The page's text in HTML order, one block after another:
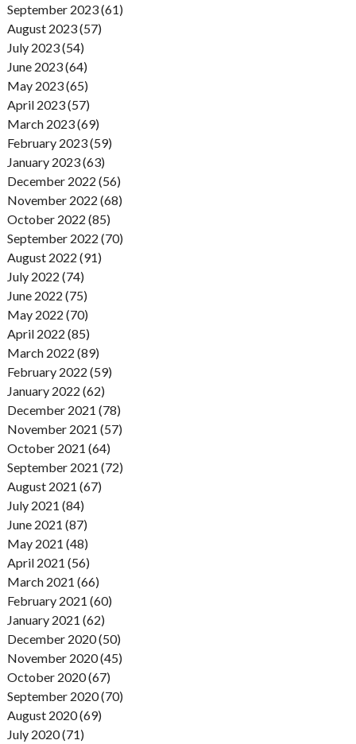
September 2023 (61)
August 2023 (57)
July 2023 (54)
June 2023 (64)
May 2023 (65)
April 2023 (57)
March 2023 (69)
February 2023 (59)
January 2023 (63)
December 2022 (56)
November 2022 (68)
October 2022 (85)
September 2022 (70)
August 2022 (91)
July 2022 (74)
June 2022 (75)
May 2022 (70)
April 2022 (85)
March 2022 (89)
February 2022 (59)
January 2022 (62)
December 2021 (78)
November 2021 (57)
October 2021 (64)
September 2021 (72)
August 2021 (67)
July 2021 (84)
June 2021 (87)
May 2021 (48)
April 2021 (56)
March 2021 (66)
February 2021 (60)
January 2021 (62)
December 2020 (50)
November 2020 (45)
October 2020 (67)
September 2020 (70)
August 2020 (69)
July 2020 (71)